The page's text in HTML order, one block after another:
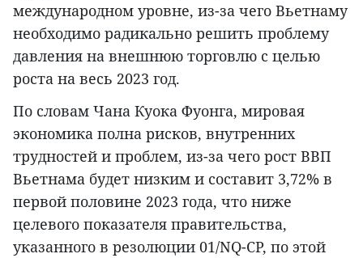
международном уровне, из-за чего Вьетнаму
необходимо радикально решить проблему
давления на внешнюю торговлю с целью
роста на весь 2023 год.
По словам Чана Куока Фуонга, мировая
экономика полна рисков, внутренних
трудностей и проблем, из-за чего рост ВВП
Вьетнама будет низким и составит 3,72% в
первой половине 2023 года, что ниже
целевого показателя правительства,
указанного в резолюции 01/NQ-CP, по этой